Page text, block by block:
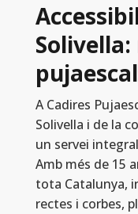
A Cadires
Solivella i de la
un servei
Amb més de 15
tota Catalunya,
rectes i corbes,